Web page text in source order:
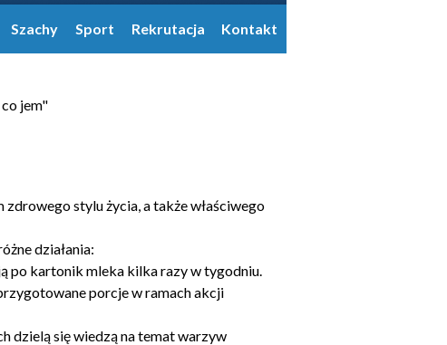
Szachy Sport Rekrutacja Kontakt
jem"
stylu życia, a także właściwego
działania:
po kartonik mleka kilka razy w tygodniu.
porcje w ramach akcji
dzielą się wiedzą na temat warzyw